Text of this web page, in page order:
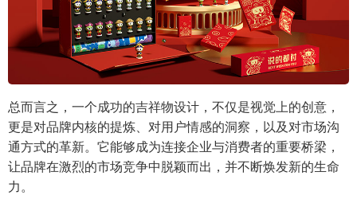
总而言之，一个成功的吉祥物设计，不仅是视觉上的创意，
更是对品牌内核的提炼、对用户情感的洞察，以及对市场沟
通方式的革新。它能够成为连接企业与消费者的重要桥梁，
让品牌在激烈的市场竞争中脱颖而出，并不断焕发新的生命
力。